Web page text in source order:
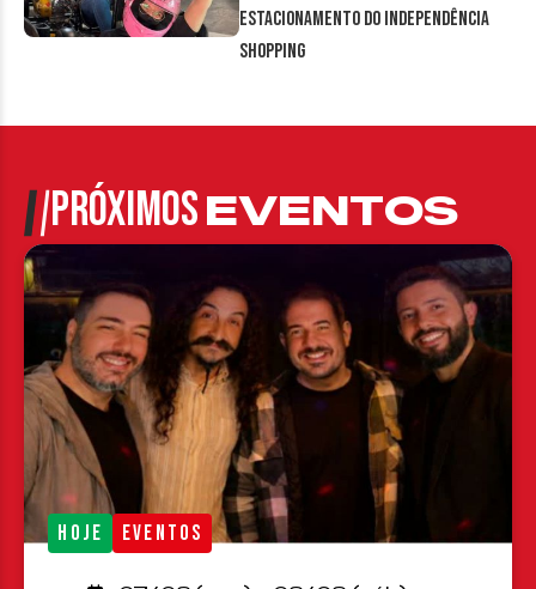
estacionamento do Independência
Shopping
PRÓXIMOSEVENTOS
HOJE EVENTOS